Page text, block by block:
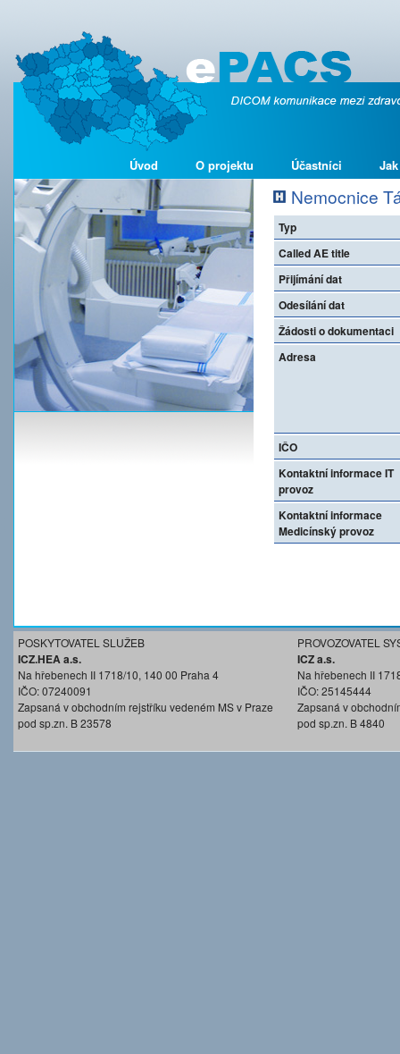
Úvod O projektu Účastníci
Nemocnice
Typ
Called AE title
Přijímání dat
Odesílání dat
Žádosti o dokumentaci
Adresa
IČO
Kontaktní informace IT
provoz
Kontaktní informace
Medicínský provoz
POSKYTOVATEL SLUŽEB
ICZ.HEA a.s.
Na hřebenech II 1718/10, 140 00 Praha 4
IČO: 07240091
Zapsaná v obchodním rejstříku vedeném MS v Praze
pod sp.zn. B 23578
PROVOZOVATEL
ICZ a.s.
Na hřebenech II
IČO: 25145444
Zapsaná v
pod sp.zn. B 4840